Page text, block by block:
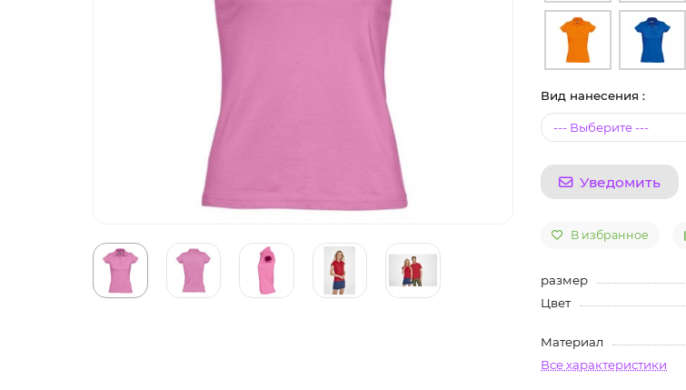
Вид нанесения :
Уведомить
В избранное
размер
Цвет
Материал
Все характеристики